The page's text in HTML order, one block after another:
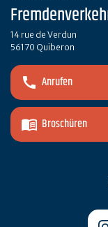
14 rue de Verdun
56170 Quiberon
Anrufen
Broschüren